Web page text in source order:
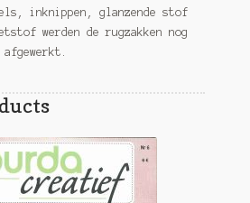
inknippen, glanzende stof
werden de rugzakken nog